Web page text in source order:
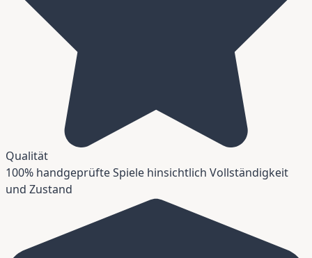
Qualität
100% handgeprüfte Spiele hinsichtlich Vollständigkeit
und Zustand